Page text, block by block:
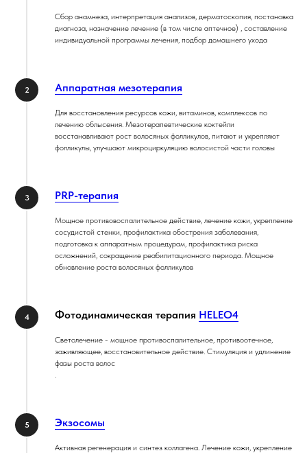
Сбор анамнеза, интерпретация анализов, дерматоскопия, постановка
диагноза, назначение лечение (в том числе аптечное) , составление
индивидуальной программы лечения, подбор домашнего ухода
Аппаратная мезотерапия
Для восстановления ресурсов кожи, витаминов, комплексов по
лечению облысения. Мезотерапевтические коктейли
восстанавливают рост волосяных фолликулов, питают и укрепляют
фолликулы, улучшают микроциркуляцию волосистой части головы
PRP-терапия
Мощное противовоспалительное действие, лечение кожи, укрепление
сосудистой стенки, профилактика обострения заболевания,
подготовка к аппаратным процедурам, профилактика риска
осложнений, сокращение реабилитационного периода. Мощное
обновление роста волосяных фолликулов
Фотодинамическая терапия HELEO4
Светолечение - мощное противоспалительное, противоотечное,
заживляющее, восстановительное действие. Стимуляция и удлинение
фазы роста волос
Экзосомы
Активная регенерация и синтез коллагена. Лечение кожи, укрепление